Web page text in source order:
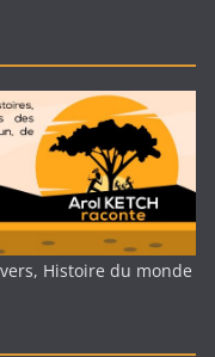
Histoire du monde